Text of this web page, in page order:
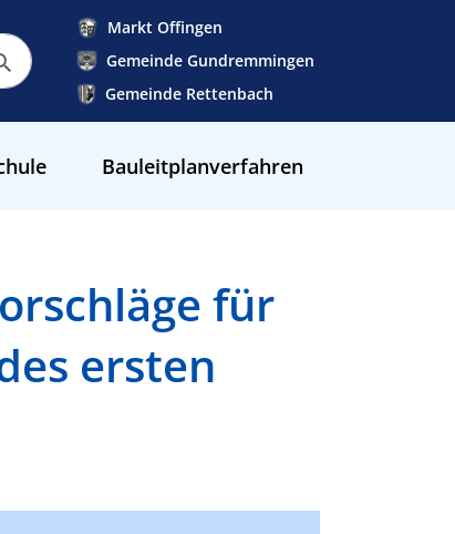
Markt Offingen
Gemeinde Gundremmingen
Gemeinde Rettenbach
Bauleitplanverfahren
für
ersten